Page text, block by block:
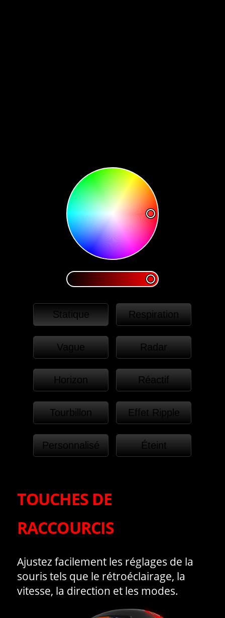
Statique Respiration
Vague Radar
Horizon Réactif
Tourbillon Effet Ripple
Personnalisé Éteint
TOUCHES DE
RACCOURCIS
Ajustez facilement les réglages de la
souris tels que le rétroéclairage, la
vitesse, la direction et les modes.